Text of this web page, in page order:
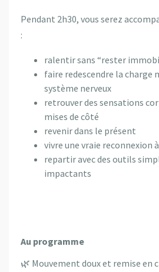
Pendant 2h30, vous serez
:
ralentir sans “rester
faire redescendre la charge
système nerveux
retrouver des sensations
mises de côté
revenir dans le présent
vivre une vraie reconnexion
repartir avec des outils
impactants
Au programme
🌿 Mouvement doux et remise en